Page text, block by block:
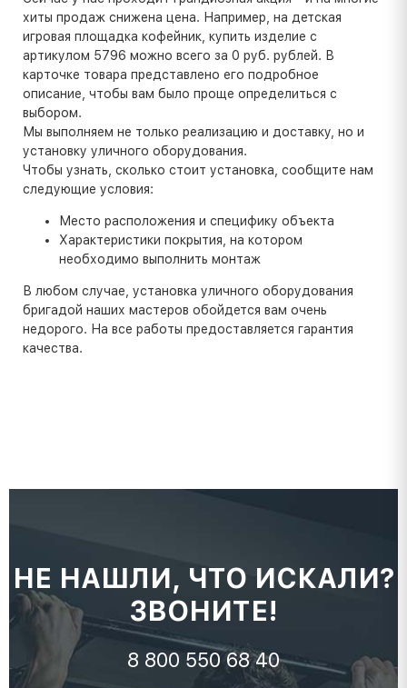
хиты продаж снижена цена. Например, на детская
игровая площадка кофейник, купить изделие с
артикулом 5796 можно всего за 0 руб. рублей. В
карточке товара представлено его подробное
описание, чтобы вам было проще определиться с
выбором.
Мы выполняем не только реализацию и доставку, но и
установку уличного оборудования.
Чтобы узнать, сколько стоит установка, сообщите нам
следующие условия:
Место расположения и специфику объекта
Характеристики покрытия, на котором
необходимо выполнить монтаж
В любом случае, установка уличного оборудования
бригадой наших мастеров обойдется вам очень
недорого. На все работы предоставляется гарантия
качества.
НЕ НАШЛИ, ЧТО ИСКАЛИ?
ЗВОНИТЕ!
8 800 550 68 40